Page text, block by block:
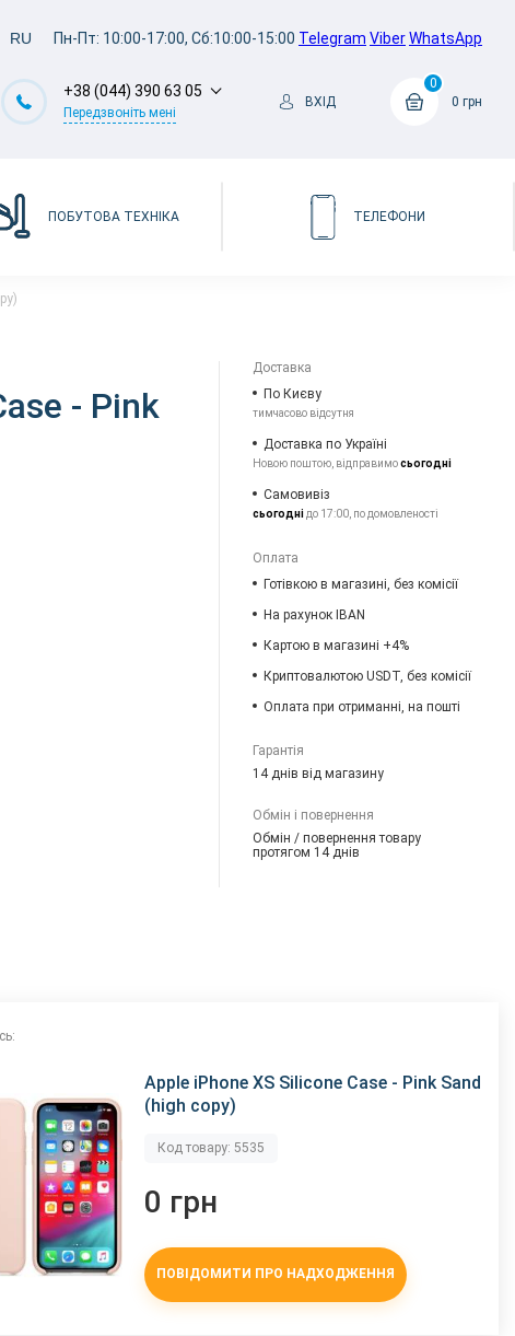
RU Пн-Пт: 10:00-17:00, Сб:10:00-15:00 Telegram ViberWhatsApp
+38 (044) 390 63 05
Передзвоніть мені
ВХІД
0
0 грн
ПОБУТОВА ТЕХНІКА ТЕЛЕФОНИ
- Pink
Доставка
По Києву
тимчасово відсутня
Доставка по Україні
Новою поштою, відправимосьогодні
Самовивіз
сьогоднідо 17:00, по домовленості
Оплата
Готівкою в магазині, без комісії
На рахунок IBAN
Картою в магазині +4%
Криптовалютою USDT, без комісії
Оплата при отриманні, на пошті
Гарантія
14 днів від магазину
Обмін і повернення
Обмін / повернення товару
протягом 14 днів
Apple iPhone XS Silicone Case - Pink Sand
(high copy)
Код товару: 5535
0 грн
ПОВІДОМИТИ ПРО НАДХОДЖЕННЯ